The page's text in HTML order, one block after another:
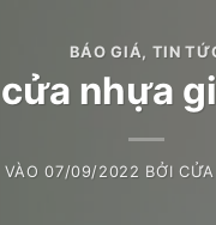
BÁO GIÁ , TIN
nhựa
VÀO07/09/2022 BỞI